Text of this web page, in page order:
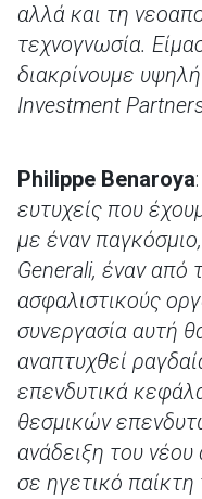
αλλά και τη
τεχνογνωσία.
διακρίνουμε
Investment
Philippe Benaroya:
ευτυχείς που
με έναν
Generali, έναν από
ασφαλιστικούς
συνεργασία αυτή
αναπτυχθεί
επενδυτικά
θεσμικών
ανάδειξη του
σε ηγετικό